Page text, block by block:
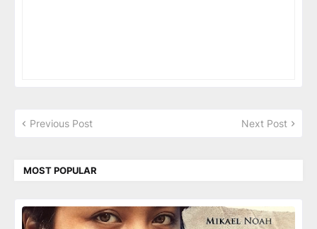
Previous Post Next Post
MOST POPULAR